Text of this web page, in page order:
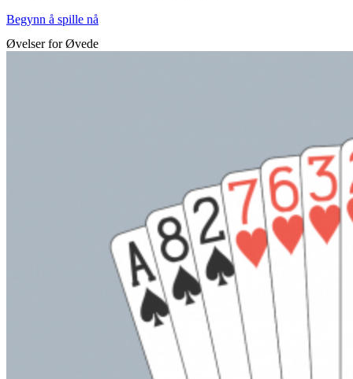
Begynn å spille nå
Øvelser for Øvede